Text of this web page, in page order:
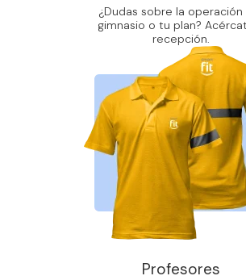
¿Dudas sobre la operación
gimnasio o tu plan?
recepción.
Profesores